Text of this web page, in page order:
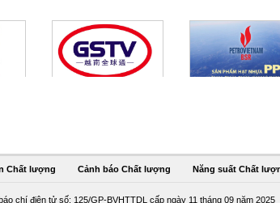
Chất lượng Cảnh báo Chất lượng Năng suất Chất
chí điện tử số: 125/GP-BVHTTDL cấp ngày 11 tháng 09 năm 2025